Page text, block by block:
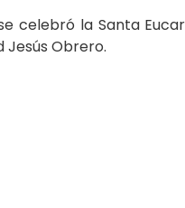
celebró la Santa
Jesús Obrero.